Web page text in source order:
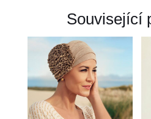
Související